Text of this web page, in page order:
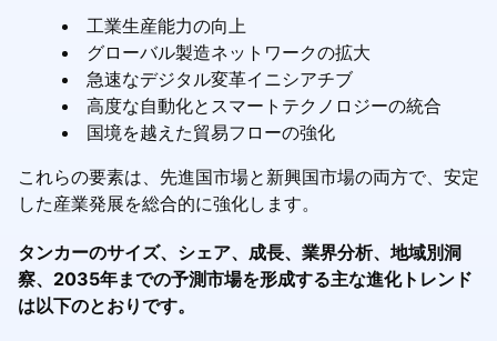
工業生産能力の向上
グローバル製造ネットワークの拡大
急速なデジタル変革イニシアチブ
高度な自動化とスマートテクノロジーの統合
国境を越えた貿易フローの強化
これらの要素は、先進国市場と新興国市場の両方で、安定
した産業発展を総合的に強化します。
タンカーのサイズ、シェア、成長、業界分析、地域別洞
察、2035年までの予測市場を形成する主な進化トレンド
は以下のとおりです。